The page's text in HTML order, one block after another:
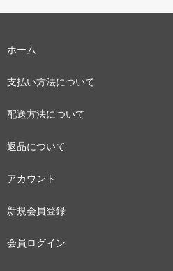
ホーム
支払い方法について
配送方法について
返品について
アカウント
新規会員登録
会員ログイン